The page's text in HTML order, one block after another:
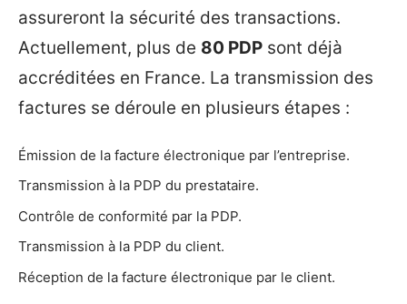
assureront la sécurité des transactions.
Actuellement, plus de 80 PDP sont déjà
accréditées en France. La transmission des
factures se déroule en plusieurs étapes :
Émission de la facture électronique par l’entreprise.
Transmission à la PDP du prestataire.
Contrôle de conformité par la PDP.
Transmission à la PDP du client.
Réception de la facture électronique par le client.